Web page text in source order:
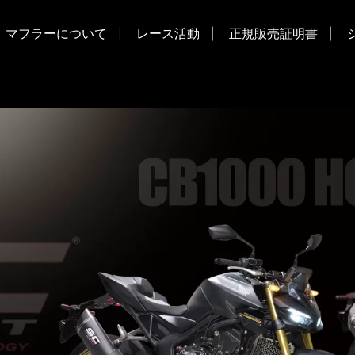
マフラーについて レース活動 正規販売証明書